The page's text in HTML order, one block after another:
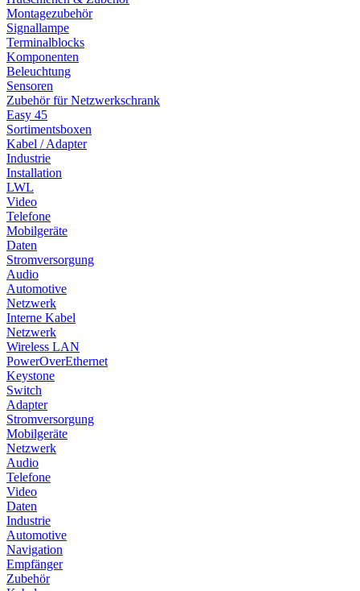
Montagezubehör
Signallampe
Terminalblocks
Komponenten
Beleuchtung
Sensoren
Zubehör für Netzwerkschrank
Easy 45
Sortimentsboxen
Kabel / Adapter
Industrie
Installation
LWL
Video
Telefone
Mobilgeräte
Daten
Stromversorgung
Audio
Automotive
Netzwerk
Interne Kabel
Netzwerk
Wireless LAN
PowerOverEthernet
Keystone
Switch
Adapter
Stromversorgung
Mobilgeräte
Netzwerk
Audio
Telefone
Video
Daten
Industrie
Automotive
Navigation
Empfänger
Zubehör